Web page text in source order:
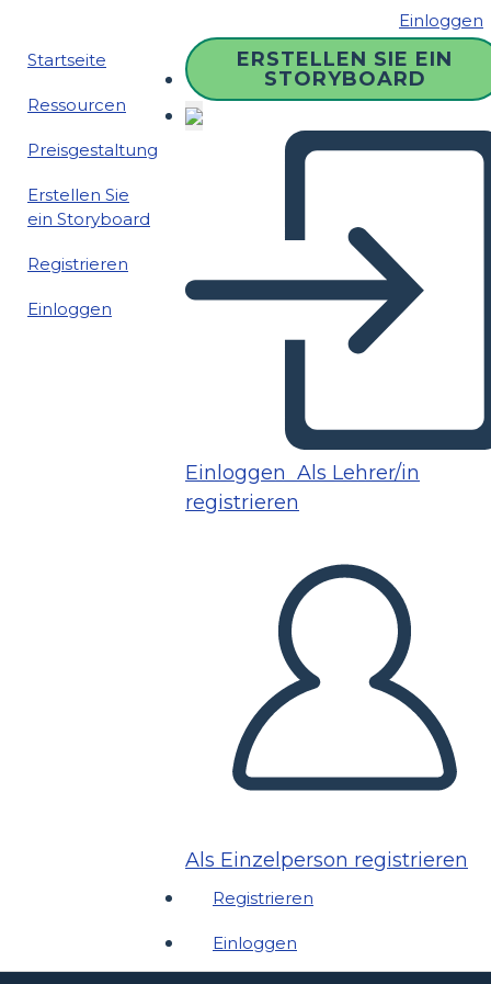
Einloggen
Startseite
Ressourcen
Preisgestaltung
Erstellen Sie
ein Storyboard
Registrieren
Einloggen
ERSTELLEN SIE EIN
STORYBOARD
Einloggen Als Lehrer/in
registrieren
Als Einzelperson registrieren
Registrieren
Einloggen